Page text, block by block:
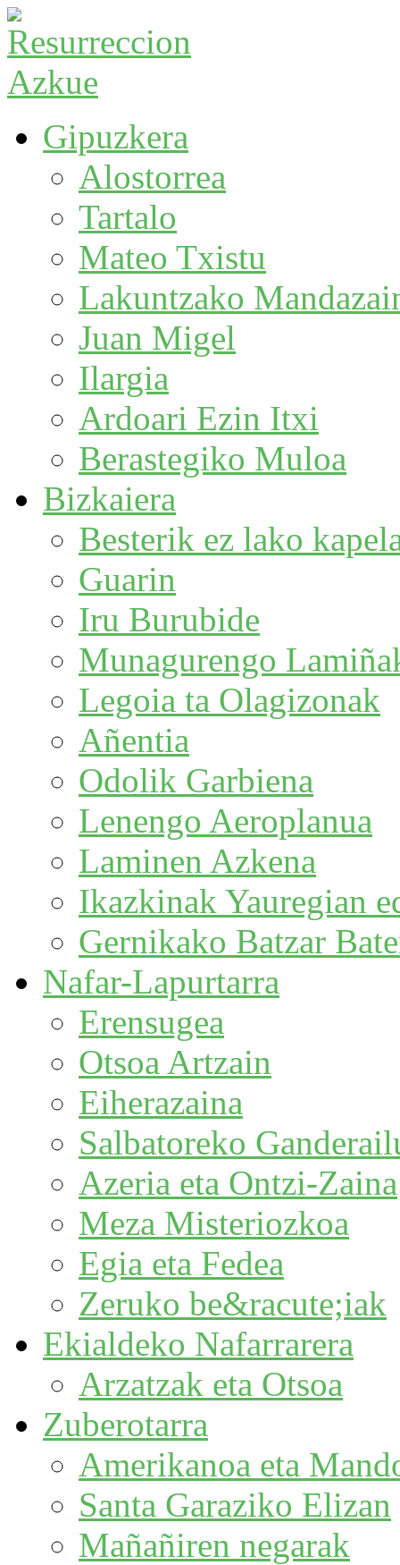
Gipuzkera
Alostorrea
Tartalo
Mateo Txistu
Lakuntzako
Juan Migel
Ilargia
Ardoari Ezin Itxi
Berastegiko Muloa
Bizkaiera
Besterik ez lako
Guarin
Iru Burubide
Munagurengo
Legoia ta Olagizonak
Añentia
Odolik Garbiena
Lenengo Aeroplanua
Laminen Azkena
Ikazkinak Yauregian
Gernikako Batzar
Nafar-Lapurtarra
Erensugea
Otsoa Artzain
Eiherazaina
Salbatoreko
Azeria eta Ontzi-Zaina
Meza Misteriozkoa
Egia eta Fedea
Zeruko be&racute;iak
Ekialdeko Nafarrarera
Arzatzak eta Otsoa
Zuberotarra
Amerikanoa eta
Santa Garaziko Elizan
Mañañiren negarak